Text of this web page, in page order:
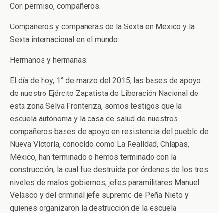
Con permiso, compañeros.
Compañeros y compañeras de la Sexta en México y la
Sexta internacional en el mundo:
Hermanos y hermanas:
El día de hoy, 1° de marzo del 2015, las bases de apoyo
de nuestro Ejército Zapatista de Liberación Nacional de
esta zona Selva Fronteriza, somos testigos que la
escuela autónoma y la casa de salud de nuestros
compañeros bases de apoyo en resistencia del pueblo de
Nueva Victoria, conocido como La Realidad, Chiapas,
México, han terminado o hemos terminado con la
construcción, la cual fue destruida por órdenes de los tres
niveles de malos gobiernos, jefes paramilitares Manuel
Velasco y del criminal jefe supremo de Peña Nieto y
quienes organizaron la destrucción de la escuela